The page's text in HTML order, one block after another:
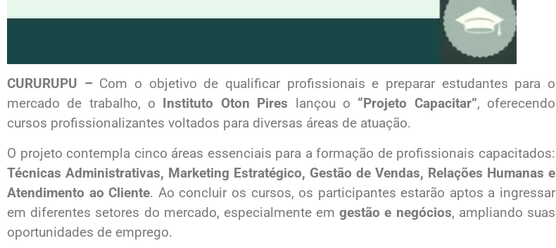
CURURUPU – Com o objetivo de qualificar profissionais e preparar estudantes para o
mercado de trabalho, o Instituto Oton Pires lançou o “Projeto Capacitar”, oferecendo
cursos profissionalizantes voltados para diversas áreas de atuação.
O projeto contempla cinco áreas essenciais para a formação de profissionais capacitados:
Técnicas Administrativas, Marketing Estratégico, Gestão de Vendas, Relações Humanas e
Atendimento ao Cliente. Ao concluir os cursos, os participantes estarão aptos a ingressar
em diferentes setores do mercado, especialmente emgestão e negócios, ampliando suas
oportunidades de emprego.